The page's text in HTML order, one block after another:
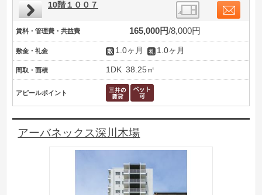
10階１００７
賃料・管理費・共益費 165,000円 8,000円
敷金・礼金 1.0ヶ月 1.0ヶ月
間取・面積 1DK 38.25㎡
アピールポイント
アーバネックス深川木場